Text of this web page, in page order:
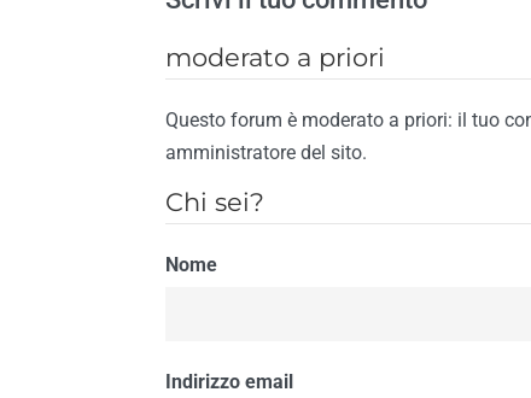
È vietato pubblicare commenti
È vietato pubblicare commenti
È vietato pubblicare commenti
religione
È vietato pubblicare commenti
È vietato pubblicare commenti
Il riscontro della violazione anche di una
moderato a priori
Questo forum è moderato a priori: il tuo
amministratore del sito.
Chi sei?
Nome
Indirizzo email